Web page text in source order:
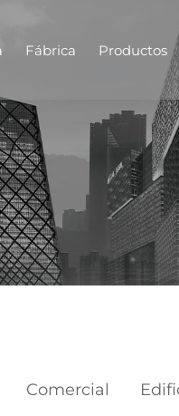
Fábrica Productos
Comercial